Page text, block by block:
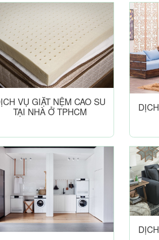
VỤ GIẶT NỆM CAO SU
TẠI NHÀ Ở TPHCM